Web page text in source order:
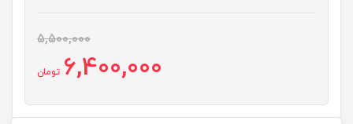
5,500,000
6,400,000 تومان